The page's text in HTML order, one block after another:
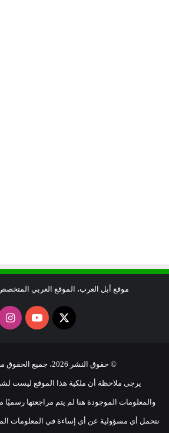
موقع أبل العرب، الموقع العربي
X يوتيوب
© حقوق النشر 2026، جميع الحقوق محفوظة |
يرجى ملاحظة أن ملكية هذا الموقع ليست
والمعلومات الموجودة هنا لم يتم مراجعتها
نتحمل أي مسؤولية عن أي إساءة في المعلومات